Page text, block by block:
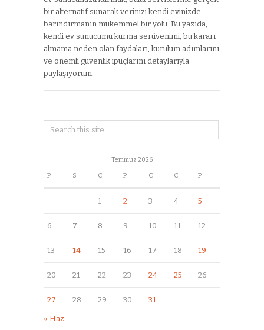
bir alternatif sunarak verinizi kendi evinizde
barındırmanın mükemmel bir yolu. Bu yazıda,
kendi ev sunucumu kurma serüvenimi, bu kararı
almama neden olan faydaları, kurulum adımlarını
ve önemli güvenlik ipuçlarını detaylarıyla
paylaşıyorum.
Temmuz 2026
P S Ç P C C P
1 2 3 4 5
6 7 8 9 10 11 12
13 14 15 16 17 18 19
20 21 22 23 24 25 26
27 28 29 30 31
« Haz